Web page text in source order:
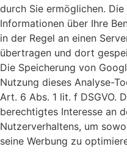
durch Sie ermöglichen.
Informationen über Ihre
in der Regel an einen
übertragen und dort
Die Speicherung von
Nutzung dieses Analyse-
Art. 6 Abs. 1 lit. f DSGVO.
berechtigtes Interesse an
Nutzerverhaltens, um
seine Werbung zu